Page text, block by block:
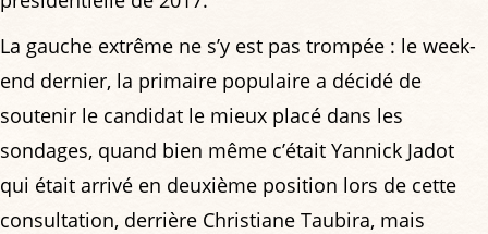
La gauche extrême ne s’y est pas trompée : le week-
end dernier, la primaire populaire a décidé de
soutenir le candidat le mieux placé dans les
sondages, quand bien même c’était Yannick Jadot
qui était arrivé en deuxième position lors de cette
consultation, derrière Christiane Taubira, mais